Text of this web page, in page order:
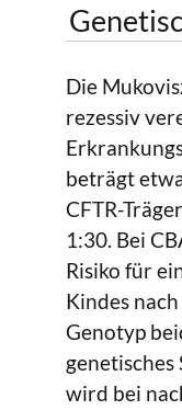
Die
rezessiv
beträgt
CFTR-
1:30. Bei
Risiko für
Kindes
Genotyp
wird bei